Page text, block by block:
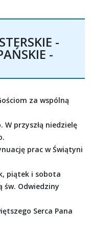
-
-
za wspólną
W przyszłą niedzielę
prac w Świątyni
piątek i sobota
św. Odwiedziny
Serca Pana